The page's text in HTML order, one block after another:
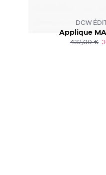
DCW
Applique
432,00 €
SOUS 2 À 3